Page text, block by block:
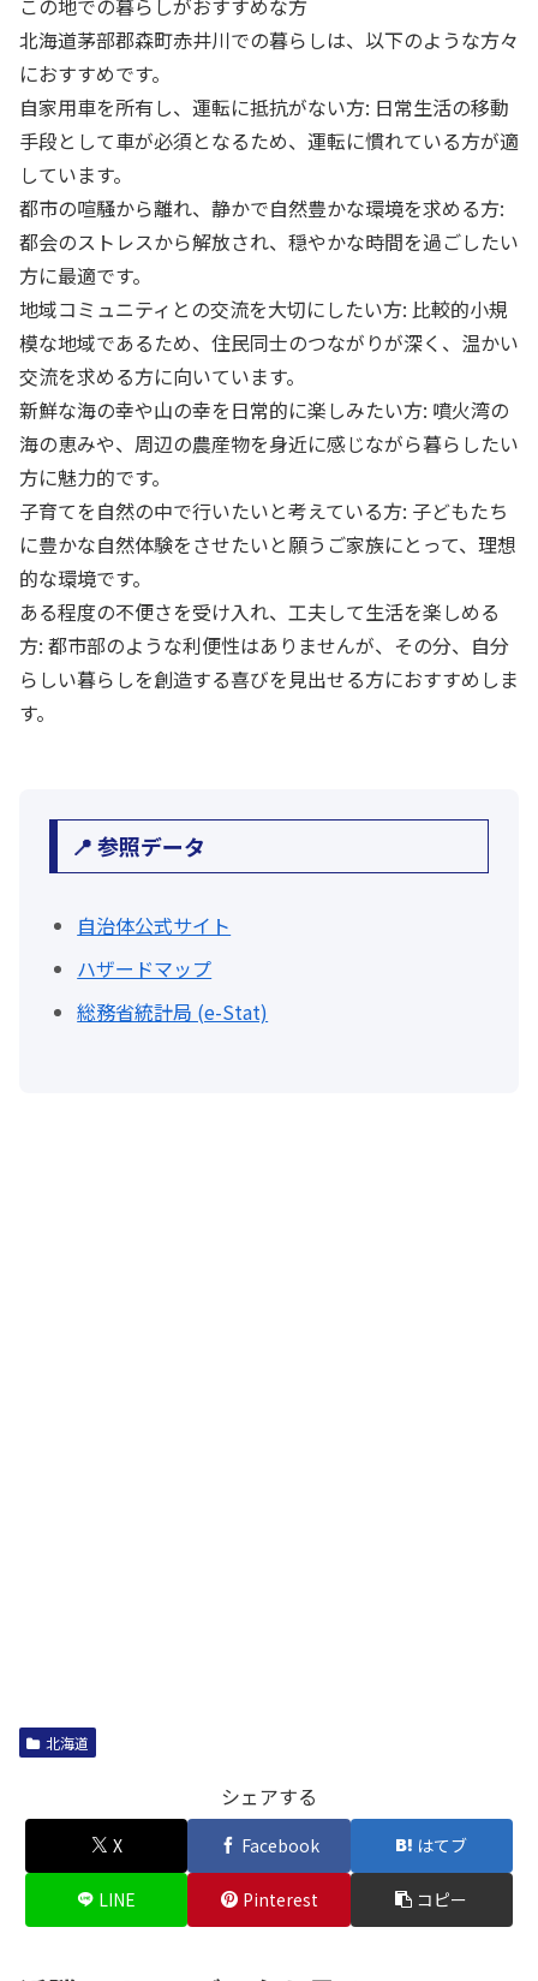
北海道茅部郡森町赤井川での暮らしは、以下のような方々
におすすめです。
自家用車を所有し、運転に抵抗がない方: 日常生活の移動
手段として車が必須となるため、運転に慣れている方が適
しています。
都市の喧騒から離れ、静かで自然豊かな環境を求める方:
都会のストレスから解放され、穏やかな時間を過ごしたい
方に最適です。
地域コミュニティとの交流を大切にしたい方: 比較的小規
模な地域であるため、住民同士のつながりが深く、温かい
交流を求める方に向いています。
新鮮な海の幸や山の幸を日常的に楽しみたい方: 噴火湾の
海の恵みや、周辺の農産物を身近に感じながら暮らしたい
方に魅力的です。
子育てを自然の中で行いたいと考えている方: 子どもたち
に豊かな自然体験をさせたいと願うご家族にとって、理想
的な環境です。
ある程度の不便さを受け入れ、工夫して生活を楽しめる
方: 都市部のような利便性はありませんが、その分、自分
らしい暮らしを創造する喜びを見出せる方におすすめしま
す。
📍 参照データ
自治体公式サイト
ハザードマップ
総務省統計局 (e-Stat)
北海道
シェアする
X Facebook はてブ
LINE Pinterest コピー